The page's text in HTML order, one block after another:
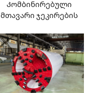
Კომბინირებული
მთავარი ჯეკირების